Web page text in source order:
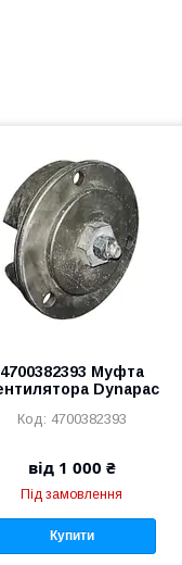
4700382393 Муфта
Dynapac
4700382393
від 1 000 ₴
Під замовлення
Купити